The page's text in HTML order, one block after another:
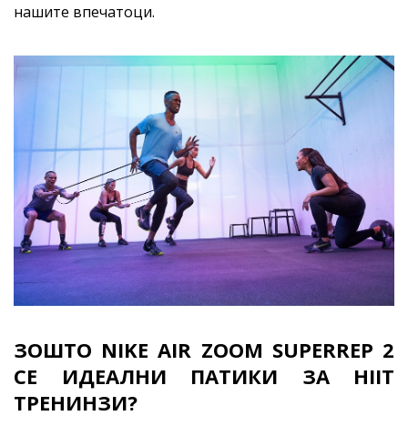
нашите впечатоци.
ЗОШТО NIKE AIR ZOOM SUPERREP 2
СЕ ИДЕАЛНИ
ПАТИКИ ЗА HIIT
ТРЕНИНЗИ?